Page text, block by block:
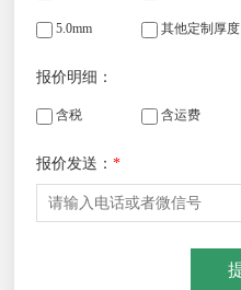
5.0mm 其他定制厚度
报价明细：
含税 含运费
报价发送：*